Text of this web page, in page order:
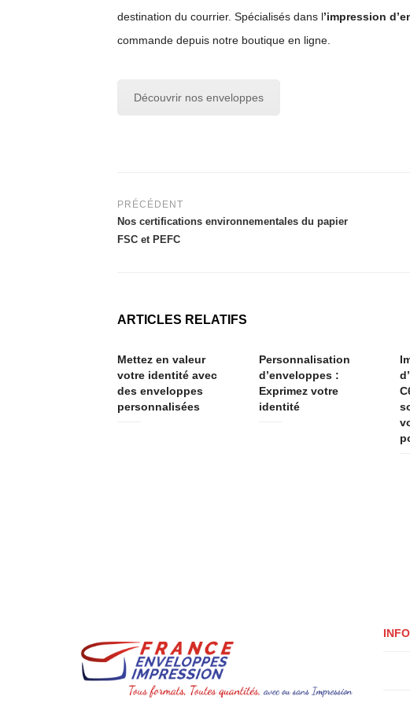
destination du courrier. Spécialisés dans l’impression
commande depuis notre boutique en ligne.
Découvrir nos enveloppes
PRÉCÉDENT
Nos certifications environnementales du papier
FSC et PEFC
ARTICLES RELATIFS
Mettez en valeur
votre identité avec
des enveloppes
personnalisées
Personnalisation
d’enveloppes :
Exprimez votre
identité